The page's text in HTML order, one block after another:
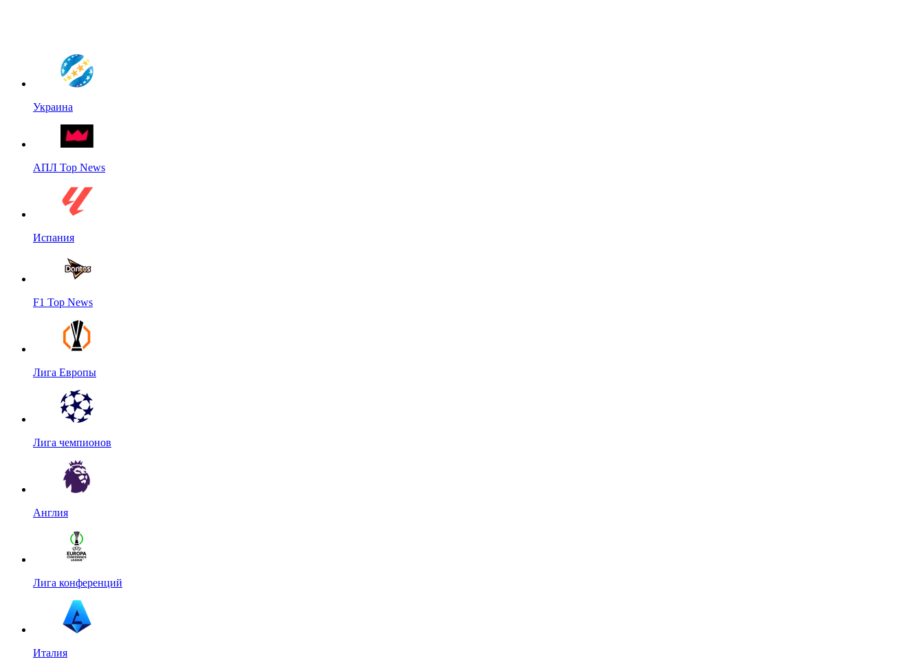
Украина
АПЛ Top News
Испания
F1 Top News
Лига Европы
Лига чемпионов
Англия
Лига конференций
Италия